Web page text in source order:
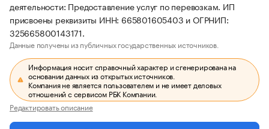
деятельности: Предоставление услуг по перевозкам. ИП
присвоены реквизиты ИНН: 665801605403 и ОГРНИП:
325665800143171.
Данные получены из публичных государственных источников.
Информация носит справочный характер и сгенерирована на
основании данных из открытых источников.
Компания не является пользователем и не имеет деловых
отношений с сервисом РБК Компании.
Редактировать описание